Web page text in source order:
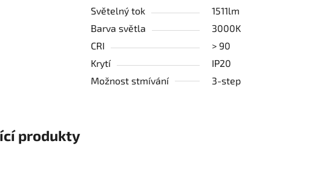
Světelný tok
1511lm
Barva světla
3000K
CRI
> 90
Krytí
IP20
Možnost stmívání
3-step
produkty